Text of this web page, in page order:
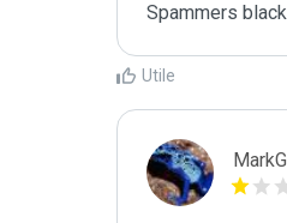
Spammers
Utile